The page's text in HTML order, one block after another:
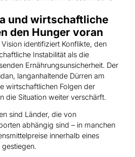
und wirtschaftliche
den Hunger voran
identifiziert Konflikte, den
Instabilität als die
Ernährungsunsicherheit. Der
langanhaltende Dürren am
wirtschaftlichen Folgen der
die Situation weiter verschärft.
sind Länder, die von
abhängig sind – in manchen
innerhalb eines